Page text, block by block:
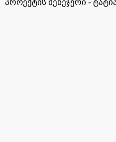
პროექტის მენეჯერი -